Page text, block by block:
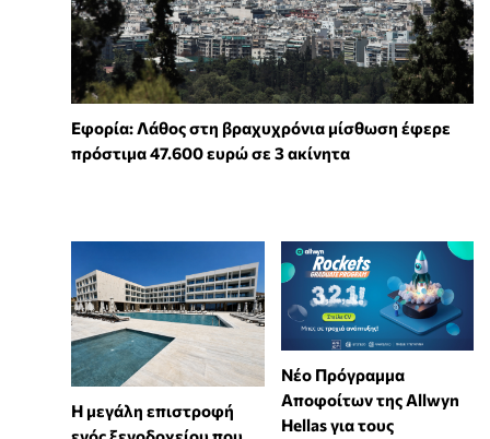
Εφορία: Λάθος στη βραχυχρόνια μίσθωση έφερε
πρόστιμα 47.600 ευρώ σε 3 ακίνητα
Η μεγάλη επιστροφή
Νέο Πρόγραμμα
Αποφοίτων της Allwyn
Hellas για τους